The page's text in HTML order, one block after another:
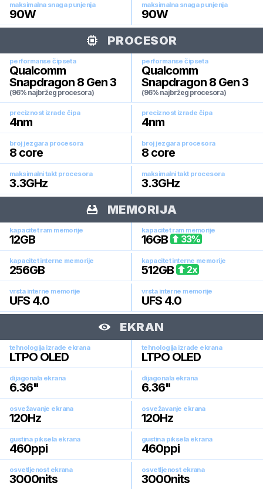
maksimalna snaga punjenja
90W
maksimalna snaga punjenja
90W
PROCESOR
performanse čipseta
Qualcomm
Snapdragon 8 Gen 3
(96% najbržeg procesora)
performanse čipseta
Qualcomm
Snapdragon 8 Gen 3
(96% najbržeg procesora)
preciznost izrade čipa
4nm
preciznost izrade čipa
4nm
broj jezgara procesora
8 core
broj jezgara procesora
8 core
maksimalni takt procesora
3.3GHz
maksimalni takt procesora
3.3GHz
MEMORIJA
kapacitet ram memorije
12GB
kapacitet ram memorije
16GB 33%
kapacitet interne memorije
256GB
kapacitet interne memorije
512GB 2x
vrsta interne memorije
UFS 4.0
vrsta interne memorije
UFS 4.0
EKRAN
tehnologija izrade ekrana
LTPO OLED
tehnologija izrade ekrana
LTPO OLED
dijagonala ekrana
6.36"
dijagonala ekrana
6.36"
osvežavanje ekrana
120Hz
osvežavanje ekrana
120Hz
gustina piksela ekrana
460ppi
gustina piksela ekrana
460ppi
osvetljenost ekrana
3000nits
osvetljenost ekrana
3000nits